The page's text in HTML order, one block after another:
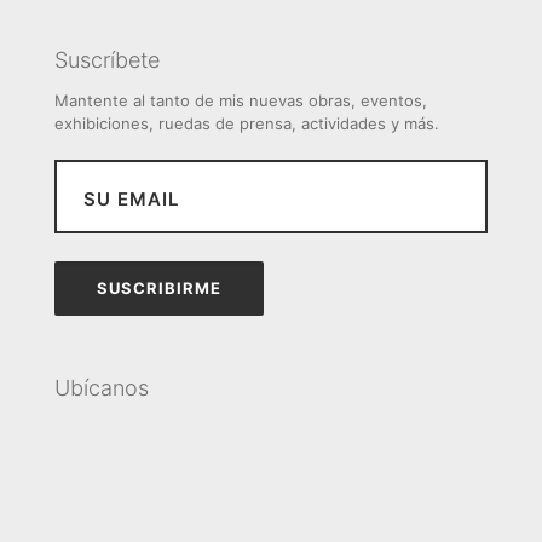
Suscríbete
Mantente al tanto de mis nuevas obras, eventos,
exhibiciones, ruedas de prensa, actividades y más.
Ubícanos